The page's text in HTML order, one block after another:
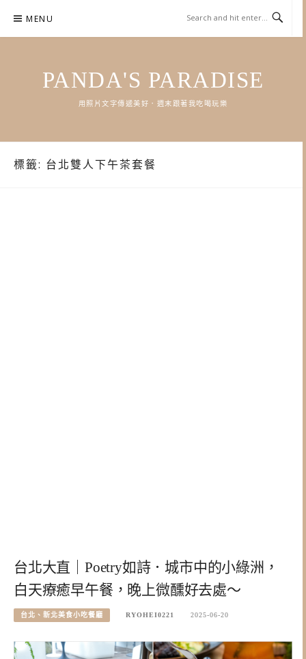
content
MENU
PANDA'S PARADISE
用照片文字傳遞美好．週末跟著我吃喝玩樂
標籤: 台北雙人下午茶套餐
台北大直｜Poetry如詩．城市中的小綠洲，
白天療癒早午餐，晚上微醺好去處～
台北、新北美食小吃餐廳 RYOHEI0221 2025-06-20